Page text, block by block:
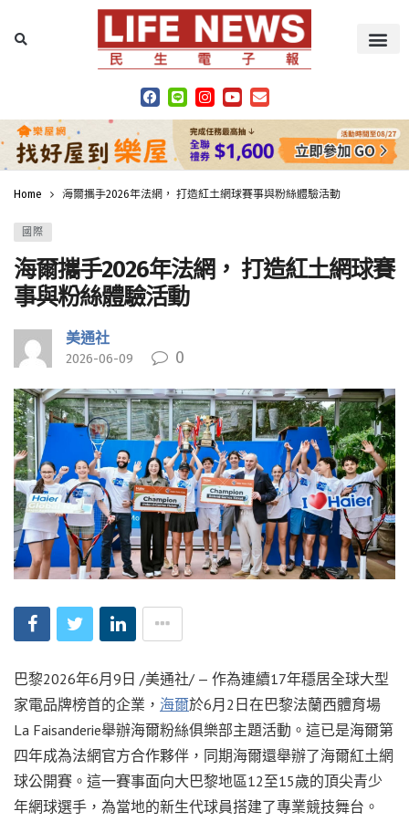
Home 海爾攜手2026年法網， 打造紅土網球賽事與粉絲體驗活動
國際
海爾攜手2026年法網， 打造紅土網球賽
事與粉絲體驗活動
美通社
2026-06-09 0
巴黎2026年6月9日 /美通社/ — 作為連續17年穩居全球大型
家電品牌榜首的企業， 海爾於6月2日在巴黎法蘭西體育場
La Faisanderie舉辦海爾粉絲俱樂部主題活動。這已是海爾第
四年成為法網官方合作夥伴，同期海爾還舉辦了海爾紅土網
球公開賽。這一賽事面向大巴黎地區12至15歲的頂尖青少
年網球選手，為當地的新生代球員搭建了專業競技舞台。